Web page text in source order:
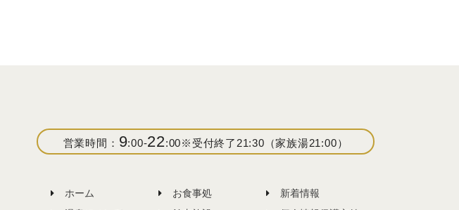
営業時間： 9:00-22:00※受付終了21:30（家族湯21:00）
ホーム
お食事処
新着情報